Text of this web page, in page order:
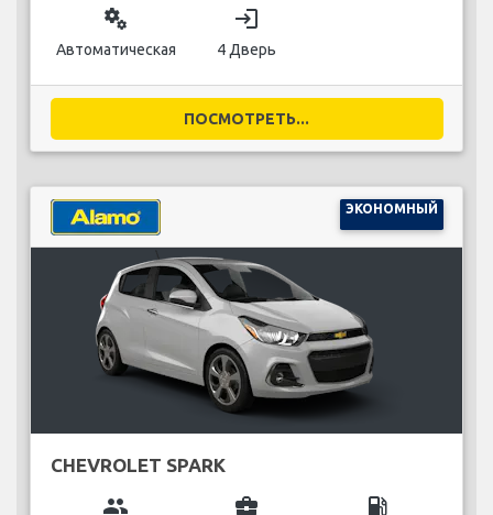
miscellaneous_services
Автоматическая
login
4 Дверь
ПОСМОТРЕТЬ...
ЭКОНОМНЫЙ
CHEVROLET SPARK
group business_center local_gas_station